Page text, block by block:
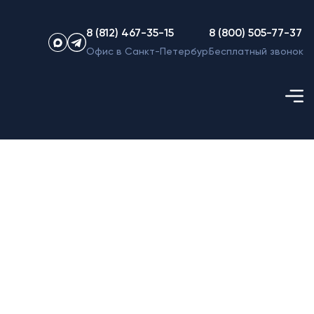
8 (812) 467-35-15
Офис в Санкт-Петербурге
8 (800) 505-77-37
Бесплатный звонок